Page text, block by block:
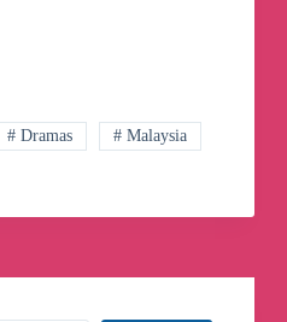
# Dramas # Malaysia